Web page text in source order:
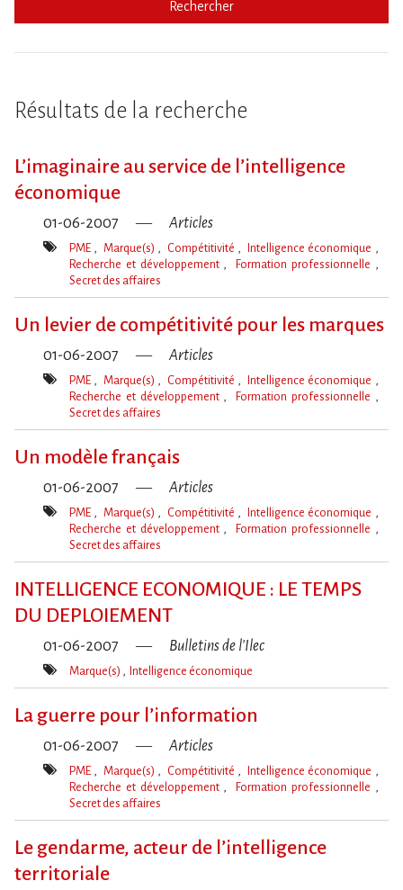
Rechercher
Résultats de la recherche
L’imaginaire au service de l’intelligence
économique
01-06-2007 Articles
Mot(s)-
PME Marque(s) Compétitivité
Intelligence économique
Recherche et développement
Formation professionnelle
Secret des affaires
Un levier de compétitivité pour les marques
01-06-2007 Articles
Mot(s)-
PME Marque(s) Compétitivité
Intelligence économique
Recherche et développement
Formation professionnelle
Secret des affaires
Un modèle français
01-06-2007 Articles
Mot(s)-
PME Marque(s) Compétitivité
Intelligence économique
Recherche et développement
Formation professionnelle
Secret des affaires
INTELLIGENCE ECONOMIQUE : LE TEMPS
DU DEPLOIEMENT
01-06-2007 Bulletins de l'Ilec
Mot(s)-
Marque(s) Intelligence économique
La guerre pour l’information
01-06-2007 Articles
Mot(s)-
PME Marque(s) Compétitivité
Intelligence économique
Recherche et développement
Formation professionnelle
Secret des affaires
Le gendarme, acteur de l’intelligence
territoriale